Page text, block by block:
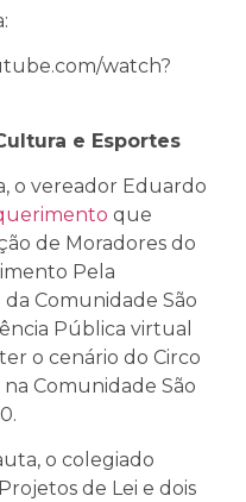
watch?
e Esportes
o vereador Eduardo
que
de Moradores do
Pela
Comunidade São
Pública virtual
o cenário do Circo
Comunidade São
o colegiado
de Lei e dois